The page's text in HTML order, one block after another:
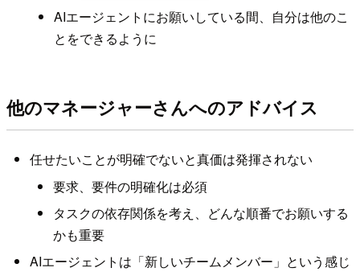
AIエージェントにお願いしている間、自分は他のこ
とをできるように
他のマネージャーさんへのアドバイス
任せたいことが明確でないと真価は発揮されない
要求、要件の明確化は必須
タスクの依存関係を考え、どんな順番でお願いする
かも重要
AIエージェントは「新しいチームメンバー」という感じ